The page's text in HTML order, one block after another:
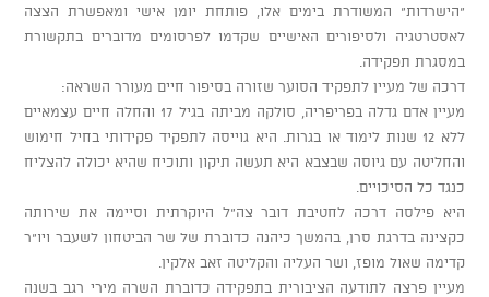
"הישרדות" המשודרת בימים אלו, פותחת יומן אישי ומאפשרת הצצה
לאסטרטגיה ולסיפורים האישיים שקדמו לפרסומים מדוברים בתקשורת
במסגרת תפקידה.
דרכה של מעיין לתפקיד הסוער שזורה בסיפור חיים מעורר השראה:
מעיין אדם גדלה בפריפריה, סולקה מביתה בגיל 17 והחלה חיים עצמאיים
ללא 12 שנות לימוד או בגרות. היא גוייסה לתפקיד פקידותי בחיל חימוש
והחליטה עם גיוסה שבצבא היא תעשה תיקון ותוכיח שהיא יכולה להצליח
כנגד כל הסיכויים.
היא פילסה דרכה לחטיבת דובר צה"ל היוקרתית וסיימה את שירותה
כקצינה בדרגת סרן, בהמשך כיהנה כדוברת של שר הביטחון לשעבר ויו"ר
קדימה שאול מופז, ושר העליה והקליטה זאב אלקין.
מעיין פרצה לתודעה הציבורית בתפקידה כדוברת השרה מירי רגב בשנה